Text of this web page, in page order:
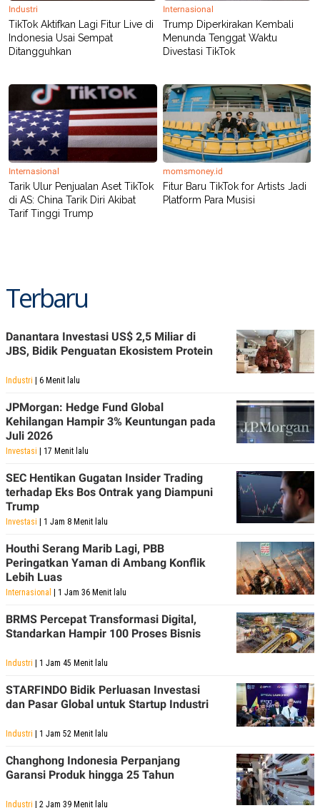
Industri
TikTok Aktifkan Lagi Fitur Live di
Indonesia Usai Sempat
Ditangguhkan
Internasional
Trump Diperkirakan Kembali
Menunda Tenggat Waktu
Divestasi TikTok
Internasional
Tarik Ulur Penjualan Aset TikTok
di AS: China Tarik Diri Akibat
Tarif Tinggi Trump
momsmoney.id
Fitur Baru TikTok for Artists Jadi
Platform Para Musisi
Terbaru
Danantara Investasi US$ 2,5 Miliar di
JBS, Bidik Penguatan Ekosistem Protein
Industri | 6 Menit lalu
JPMorgan: Hedge Fund Global
Kehilangan Hampir 3% Keuntungan pada
Juli 2026
Investasi | 17 Menit lalu
SEC Hentikan Gugatan Insider Trading
terhadap Eks Bos Ontrak yang Diampuni
Trump
Investasi | 1 Jam 8 Menit lalu
Houthi Serang Marib Lagi, PBB
Peringatkan Yaman di Ambang Konflik
Lebih Luas
Internasional | 1 Jam 36 Menit lalu
BRMS Percepat Transformasi Digital,
Standarkan Hampir 100 Proses Bisnis
Industri | 1 Jam 45 Menit lalu
STARFINDO Bidik Perluasan Investasi
dan Pasar Global untuk Startup Industri
Industri | 1 Jam 52 Menit lalu
Changhong Indonesia Perpanjang
Garansi Produk hingga 25 Tahun
Industri | 2 Jam 39 Menit lalu